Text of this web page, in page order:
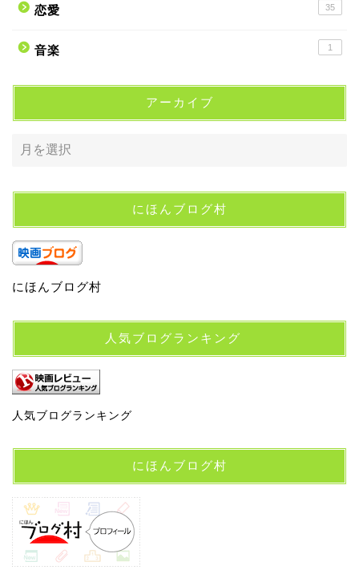
恋愛 35
音楽 1
アーカイブ
にほんブログ村
にほんブログ村
人気ブログランキング
人気ブログランキング
にほんブログ村